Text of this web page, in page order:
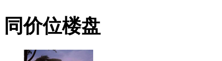
同价位楼盘